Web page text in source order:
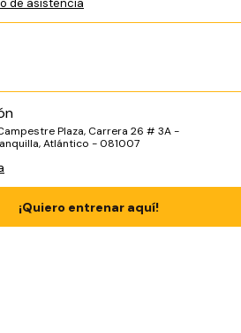
Plaza, Carrera 26 # 3A -
Atlántico - 081007
¡Quiero entrenar aquí!